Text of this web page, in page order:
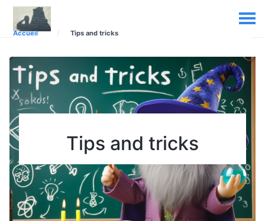
Accueil Tips and tricks
Tips and tricks